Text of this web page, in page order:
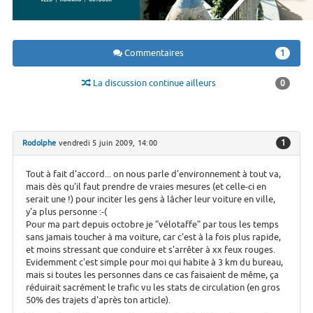
Commentaires 1
La discussion continue ailleurs 0
Rodolphe vendredi 5 juin 2009, 14:00 1
Tout à fait d'accord... on nous parle d'environnement à tout va,
mais dès qu'il faut prendre de vraies mesures (et celle-ci en
serait une !) pour inciter les gens à lâcher leur voiture en ville,
y'a plus personne :-(
Pour ma part depuis octobre je "vélotaffe" par tous les temps
sans jamais toucher à ma voiture, car c'est à la fois plus rapide,
et moins stressant que conduire et s'arrêter à xx feux rouges.
Evidemment c'est simple pour moi qui habite à 3 km du bureau,
mais si toutes les personnes dans ce cas faisaient de même, ça
réduirait sacrément le trafic vu les stats de circulation (en gros
50% des trajets d'après ton article).